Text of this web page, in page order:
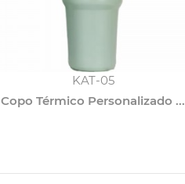
KAT-05
Copo Térmico Personalizado ...